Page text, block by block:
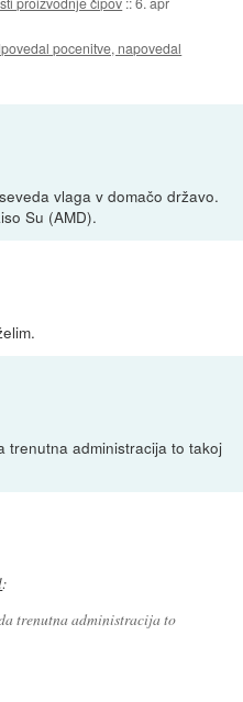
pocenitve, napovedal
vlaga v domačo državo.
Su (AMD).
trenutna administracija to takoj
:
trenutna administracija to